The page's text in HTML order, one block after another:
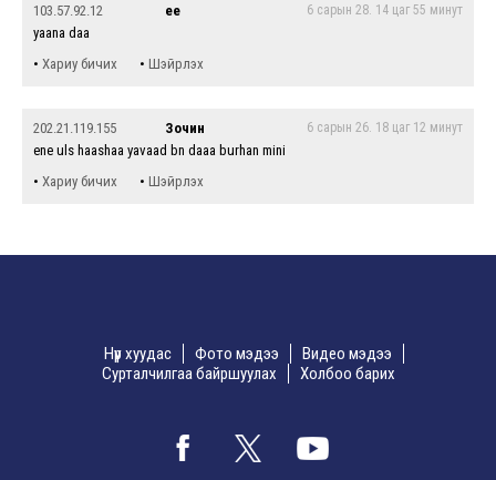
103.57.92.12 ee 6 сарын 28. 14 цаг 55 минут
yaana daa
• Хариу бичих • Шэйрлэх
202.21.119.155 Зочин 6 сарын 26. 18 цаг 12 минут
ene uls haashaa yavaad bn daaa burhan mini
• Хариу бичих • Шэйрлэх
Нүүр хуудас Фото мэдээ
Видео мэдээ
Сурталчилгаа байршуулах
Холбоо барих